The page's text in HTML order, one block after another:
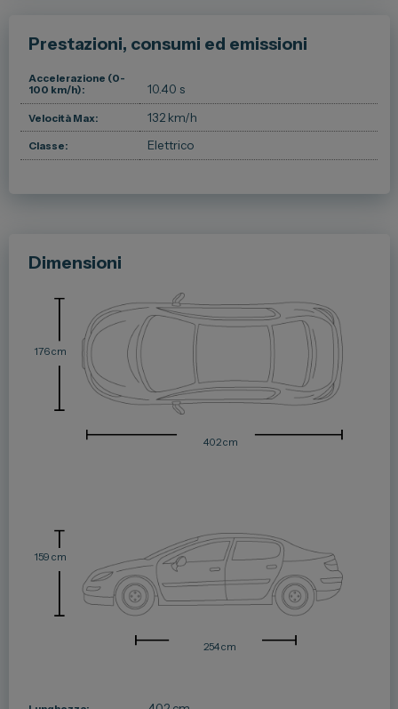
Prestazioni, consumi ed emissioni
Accelerazione (0-
100 km/h):
10.40 s
Velocità Max: 132 km/h
Classe: Elettrico
Dimensioni
176 cm
402 cm
159 cm
254 cm